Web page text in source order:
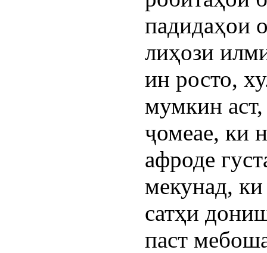
падидаҳои
лиҳози
ин росто,
мумкин
ҷомеае, ки
афроде
мекунад, ки
сатҳи
паст